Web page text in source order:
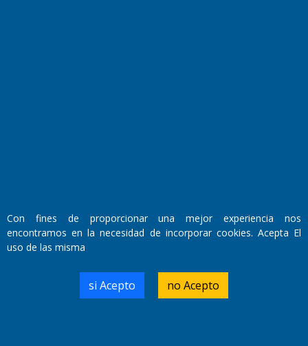
Domicilio Legal: José Ingenieros 855,
Número de Registro DNDA:
RL-2019-55551274-APN-DNDA#MJ
Con fines de proporcionar una mejor experiencia nos
encontramos en la necesidad de incorporar cookies. Acepta El
uso de las misma
si Acepto no Acepto